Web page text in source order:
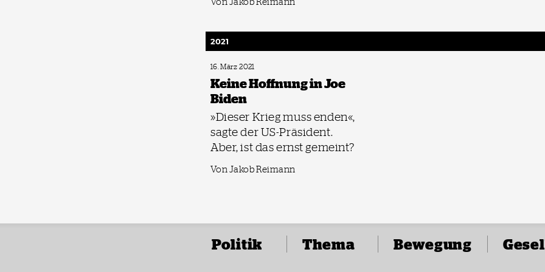
2021
16. März 2021
Keine Hoffnung in Joe
Biden
»Dieser Krieg muss enden«,
sagte der US-Präsident.
Aber, ist das ernst gemeint?
Von Jakob Reimann
Politik Thema Bewegung